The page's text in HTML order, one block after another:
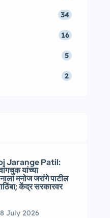
34
16
5
2
Jarange Patil:
यांच्या
मनोज जरांगे पाटील
केंद्र सरकारवर
July 2026